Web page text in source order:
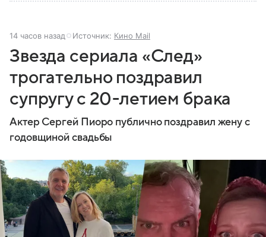
14 часов назад Источник: Кино Mail
Звезда сериала «След»
трогательно поздравил
супругу с 20-летием брака
Актер Сергей Пиоро публично поздравил жену с
годовщиной свадьбы